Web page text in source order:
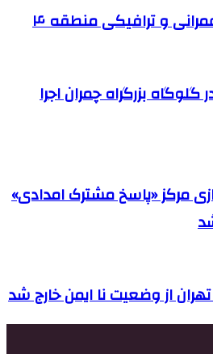
و ترافیکی منطقه ۴
گلوگاه بزرگراه چمران اجرا
مرکز «پاسخ مشترک امدادی»
از وضعیت نا ایمن خارج شد